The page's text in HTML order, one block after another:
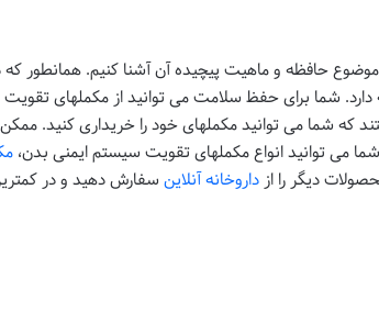
موضوع حافظه و ماهیت پیچیده آن آشنا کنیم. همانطور
شما برای حفظ سلامت می توانید از مکملهای
که شما می توانید مکملهای خود را خریداری کنید.
می توانید انواع مکملهای تقویت سیستم ایمنی بدن،
دیگر را ازداروخانه آنلاین سفارش دهید و در